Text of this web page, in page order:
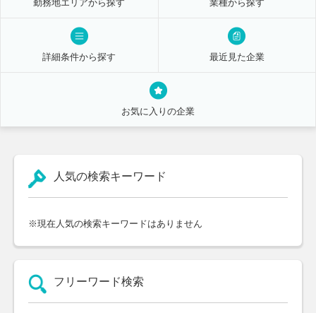
勤務地エリアから探す 業種から探す
詳細条件から探す 最近見た企業
お気に入りの企業
人気の検索キーワード
※現在人気の検索キーワードはありません
フリーワード検索